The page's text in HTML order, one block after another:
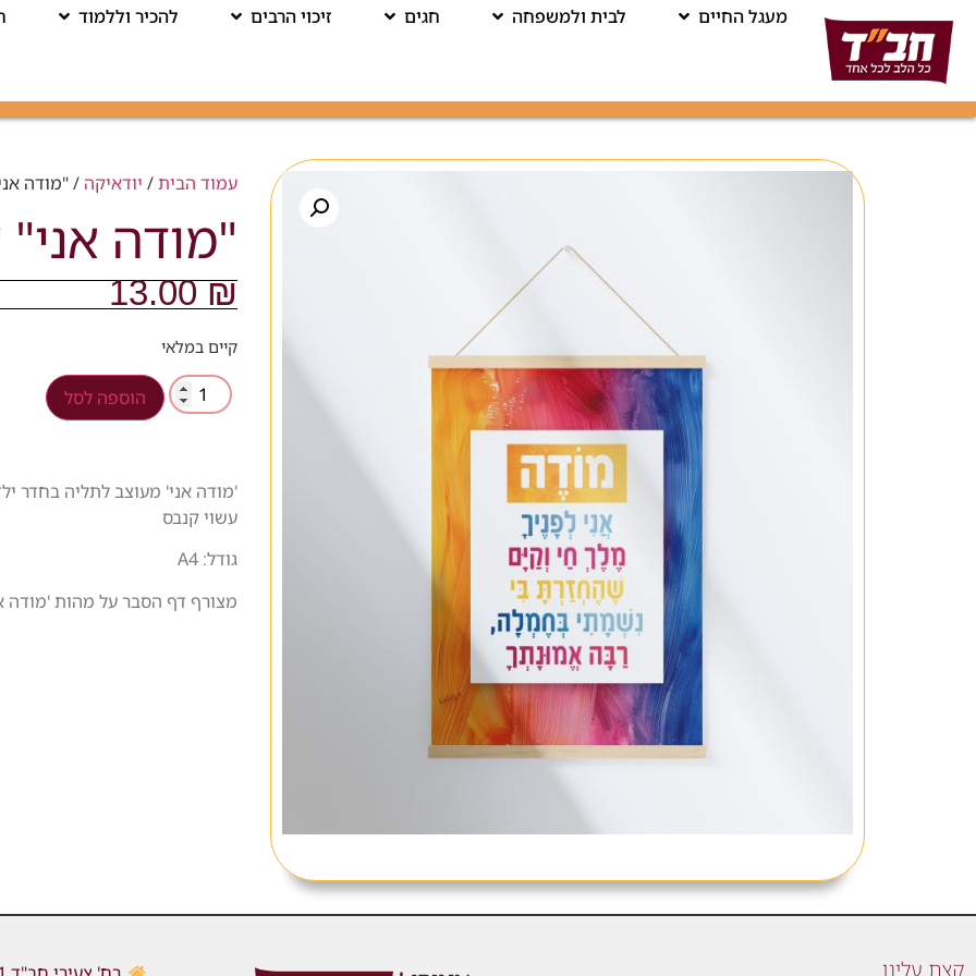
מעגל החיים לבית ולמשפחה חגים זיכוי הרבים להכיר וללמוד
עמוד הבית/ יודאיקה / "מודה
"מודה
13.00₪
קיים במלאי
הוספה לסל
'מודה אני' מעוצב לתליה בחדר
עשוי קנבס
גודל: A4
מצורף דף הסבר על מהות 'מודה
קצת עלינו